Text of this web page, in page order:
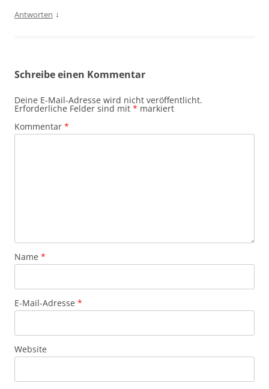
Antworten ↓
Schreibe einen Kommentar
Deine E-Mail-Adresse wird nicht veröffentlicht.
Erforderliche Felder sind mit * markiert
Kommentar *
Name *
E-Mail-Adresse *
Website